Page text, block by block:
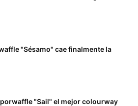
"Sésamo" cae finalmente la
"Sail" el mejor colourway